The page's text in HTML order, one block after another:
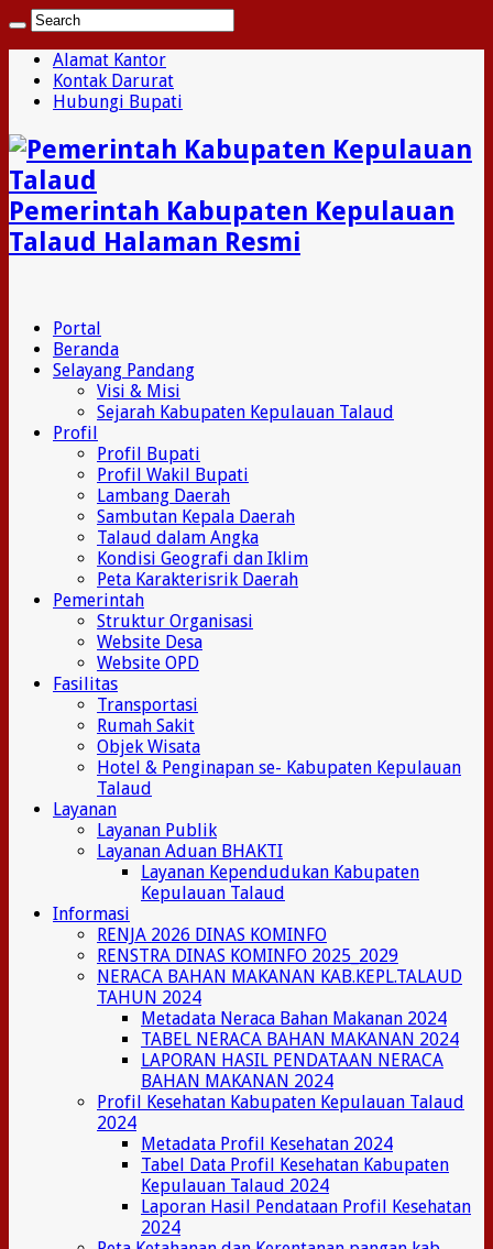
Alamat Kantor
Kontak Darurat
Hubungi Bupati
Pemerintah Kabupaten Kepulauan
Talaud Halaman Resmi
Portal
Beranda
Selayang Pandang
Visi & Misi
Sejarah Kabupaten Kepulauan Talaud
Profil
Profil Bupati
Profil Wakil Bupati
Lambang Daerah
Sambutan Kepala Daerah
Talaud dalam Angka
Kondisi Geografi dan Iklim
Peta Karakterisrik Daerah
Pemerintah
Struktur Organisasi
Website Desa
Website OPD
Fasilitas
Transportasi
Rumah Sakit
Objek Wisata
Hotel & Penginapan se- Kabupaten Kepulauan
Talaud
Layanan
Layanan Publik
Layanan Aduan BHAKTI
Layanan Kependudukan Kabupaten
Kepulauan Talaud
Informasi
RENJA 2026 DINAS KOMINFO
RENSTRA DINAS KOMINFO 2025_2029
NERACA BAHAN MAKANAN KAB.KEPL.TALAUD
TAHUN 2024
Metadata Neraca Bahan Makanan 2024
TABEL NERACA BAHAN MAKANAN 2024
LAPORAN HASIL PENDATAAN NERACA
BAHAN MAKANAN 2024
Profil Kesehatan Kabupaten Kepulauan Talaud
2024
Metadata Profil Kesehatan 2024
Tabel Data Profil Kesehatan Kabupaten
Kepulauan Talaud 2024
Laporan Hasil Pendataan Profil Kesehatan
2024